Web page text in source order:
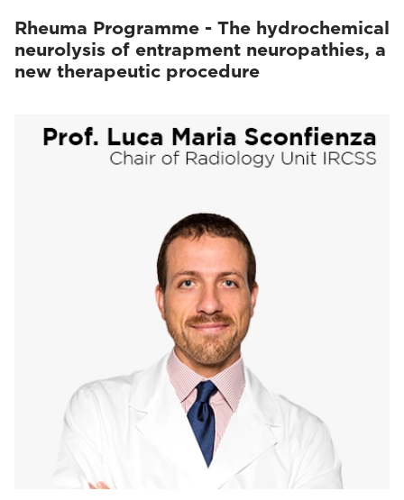
Rheuma Programme - The hydrochemical
neurolysis of entrapment neuropathies, a
new therapeutic procedure